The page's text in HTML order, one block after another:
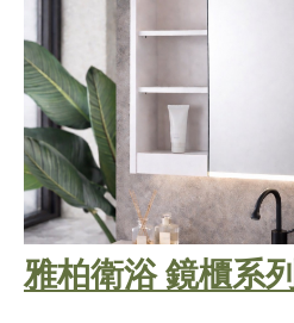
雅柏衛浴 鏡櫃系